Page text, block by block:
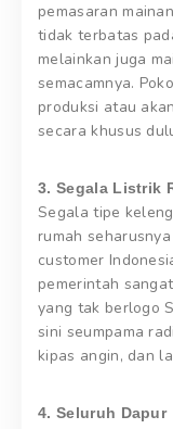
pemasaran
tidak terbatas
melainkan juga
semacamnya.
produksi atau
secara khusus
3. Segala Listrik
Segala tipe
rumah
customer
pemerintah
yang tak berlogo
sini seumpama
kipas angin, dan
4. Seluruh Dapur